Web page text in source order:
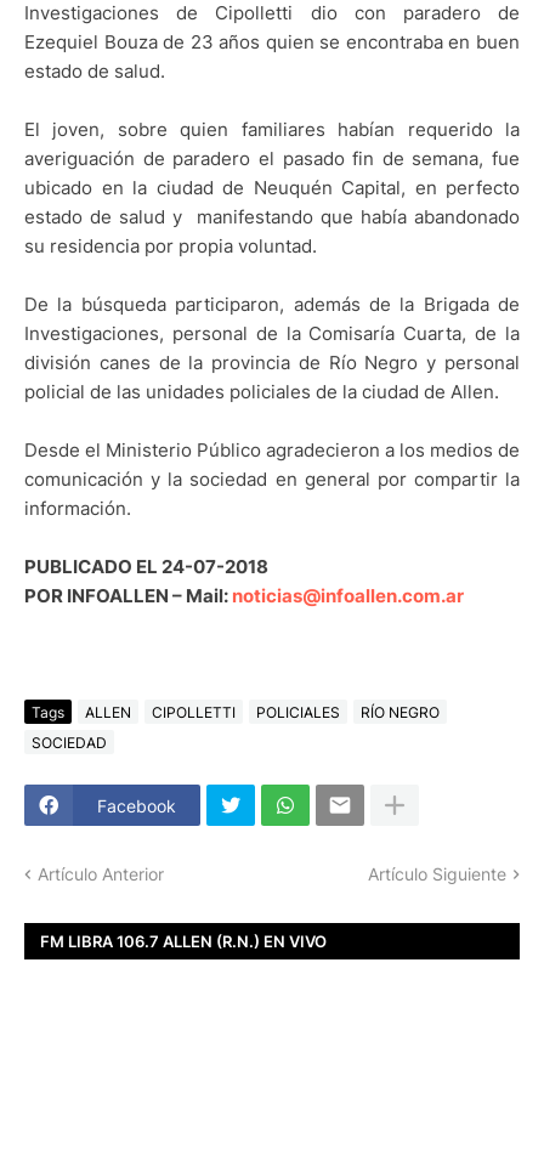
Investigaciones de Cipolletti dio con paradero de
Ezequiel Bouza de 23 años quien se encontraba en buen
estado de salud.
El joven, sobre quien familiares habían requerido la
averiguación de paradero el pasado fin de semana, fue
ubicado en la ciudad de Neuquén Capital, en perfecto
estado de salud y manifestando que había abandonado
su residencia por propia voluntad.
De la búsqueda participaron, además de la Brigada de
Investigaciones, personal de la Comisaría Cuarta, de la
división canes de la provincia de Río Negro y personal
policial de las unidades policiales de la ciudad de Allen.
Desde el Ministerio Público agradecieron a los medios de
comunicación y la sociedad en general por compartir la
información.
PUBLICADO EL 24-07-2018
POR INFOALLEN – Mail: noticias@infoallen.com.ar
Tags ALLEN CIPOLLETTI POLICIALES
RÍO NEGRO
SOCIEDAD
Facebook
Artículo Anterior Artículo Siguiente
FM LIBRA 106.7 ALLEN (R.N.) EN VIVO